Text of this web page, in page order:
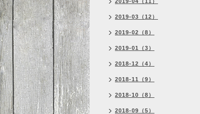
2019-03（12）
2019-02（8）
2019-01（3）
2018-12（4）
2018-11（9）
2018-10（8）
2018-09（5）